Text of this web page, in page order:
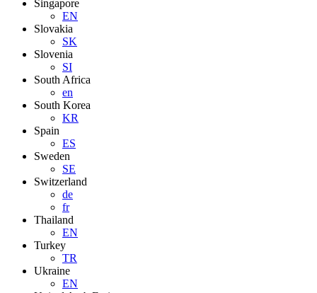
Singapore
EN
Slovakia
SK
Slovenia
SI
South Africa
en
South Korea
KR
Spain
ES
Sweden
SE
Switzerland
de
fr
Thailand
EN
Turkey
TR
Ukraine
EN